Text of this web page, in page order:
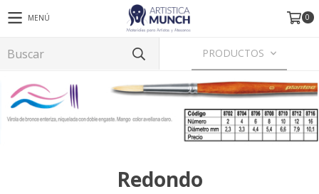
MENÚ 0
PRODUCTOS
Redondo